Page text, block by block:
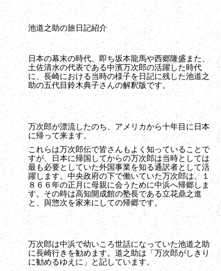
池道之助の旅日記紹介
日本の幕末の時代、即ち坂本龍馬や西郷隆盛また、
土佐清水の代表である中濱万次郎の活躍した時代
に、長崎における当時の様子を日記に残した池道之
助の五代目鈴木典子さんの解釈版です。
万次郎が漂流したのち、アメリカから十年目に日本
に帰って来ます。
これらは万次郎伝で皆さんもよく知っていることで
すが、日本に帰国してからの万次郎は当時としては
最も必要としていた外国事業を知る通訳者として活
躍します。中央政府の下で働いていた万次郎は、１
８６６年の正月に母親に会うために中浜へ帰郷しま
す。その時は高知開成館の塾長である立花鼎之進
と、與惣次を家来にしての帰郷です。
万次郎は中浜で幼いころ世話になっていた池道之助
に長崎行きを勧めます。道之助は「万次郎がしきり
に勧めるゆえに」と記しています。